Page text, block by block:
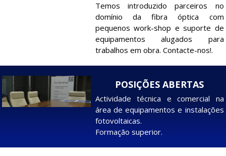
Temos introduzido parceiros no
domínio da fibra óptica com
pequenos work-shop e suporte de
equipamentos alugados para
trabalhos em obra. Contacte-nos!.
POSIÇÕES ABERTAS
Actividade técnica e comercial na
área de equipamentos e instalações
fotovoltaicas.
Formação superior.